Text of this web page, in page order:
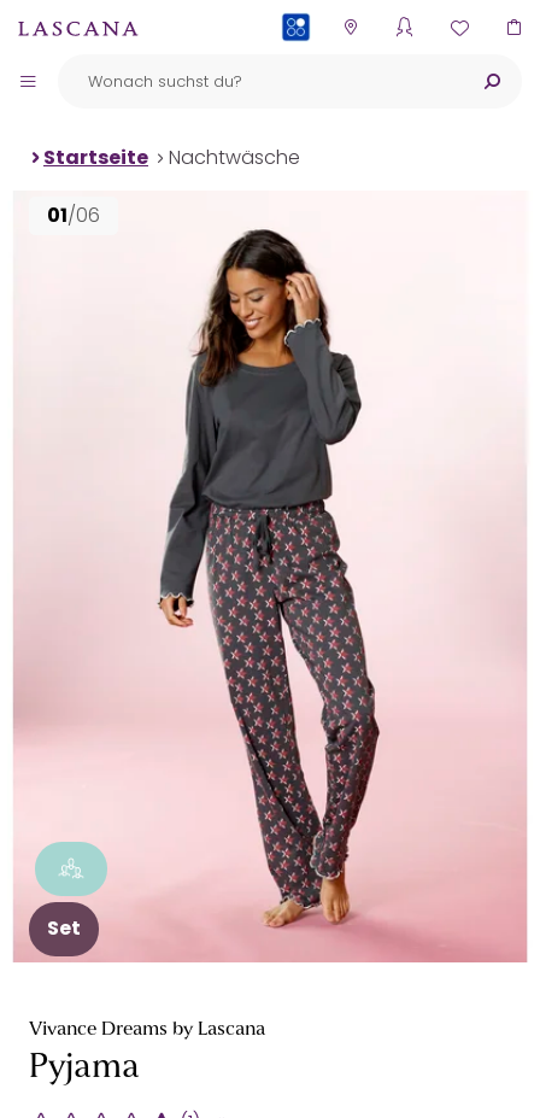
Startseite Nachtwäsche
01/06
Set
Vivance Dreams by Lascana
Pyjama